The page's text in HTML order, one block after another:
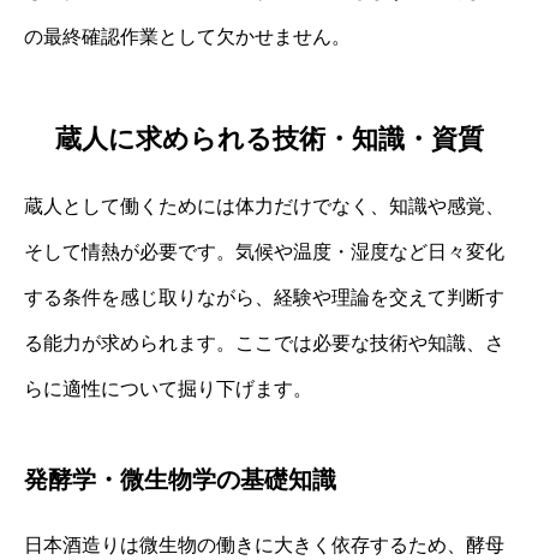
の最終確認作業として欠かせません。
蔵人に求められる技術・知識・資質
蔵人として働くためには体力だけでなく、知識や感覚、
そして情熱が必要です。気候や温度・湿度など日々変化
する条件を感じ取りながら、経験や理論を交えて判断す
る能力が求められます。ここでは必要な技術や知識、さ
らに適性について掘り下げます。
発酵学・微生物学の基礎知識
日本酒造りは微生物の働きに大きく依存するため、酵母